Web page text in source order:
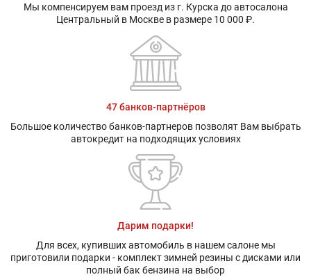
Мы компенсируем вам проезд из г. Курска до автосалона
Центральный в Москве в размере 10 000 ₽.
47 банков-партнёров
Большое количество банков-партнеров позволят Вам выбрать
автокредит на подходящих условиях
Дарим подарки!
Для всех, купивших автомобиль в нашем салоне мы
приготовили подарки - комплект зимней резины с дисками или
полный бак бензина на выбор